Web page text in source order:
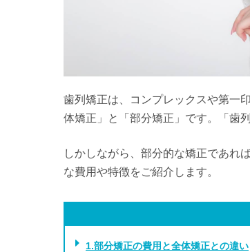
歯列矯正は、コンプレックスや第一
体矯正」と「部分矯正」です。「歯
しかしながら、部分的な矯正であれ
な費用や特徴をご紹介します。
1.部分矯正の費用と全体矯正との違い